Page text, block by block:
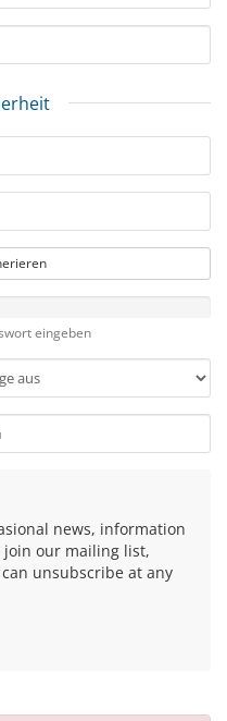
eingeben
news, information
join our mailing list,
unsubscribe at any